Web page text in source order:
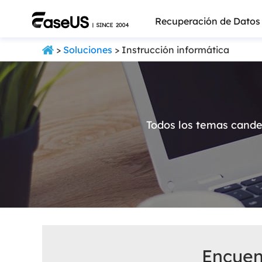
Recuperación de Datos
> Soluciones > Instrucción informática
Todos los temas